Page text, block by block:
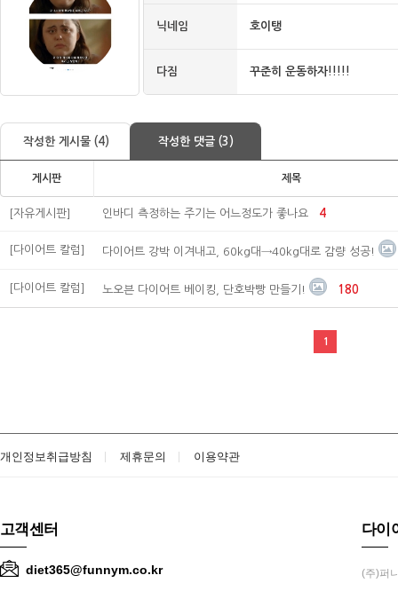
닉네임 호이탱
다짐 꾸준히 운동하자!!!!!
작성한 게시물 (4) 작성한 댓글 (3)
게시판 제목
[자유게시판] 인바디 측정하는 주기는 어느정도가 좋나요 4
[다이어트 칼럼] 다이어트 강박 이겨내고, 60kg대→40kg대로 감량 성공!
[다이어트 칼럼] 노오븐 다이어트 베이킹, 단호박빵 만들기! 180
1
개인정보취급방침 제휴문의 이용약관
고객센터
diet365@funnym.co.kr
다이
(주)퍼